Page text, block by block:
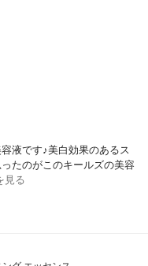
液です♪美白効果のあるス
たのがこのキールズの美容
見る